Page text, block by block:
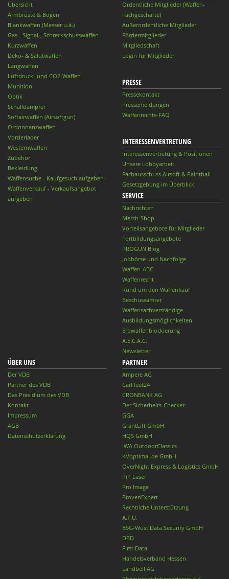
Übersicht
Armbrüste & Bögen
Blankwaffen (Messer u.ä.)
Gas-, Signal-, Schreckschusswaffen
Kurzwaffen
Deko- & Salutwaffen
Langwaffen
Luftdruck- und CO2-Waffen
Munition
Optik
Schalldämpfer
Softairwaffen (Airsoftgun)
Ordonnanzwaffen
Vorderlader
Westernwaffen
Zubehör
Bekleidung
Waffensuche - Kaufgesuch aufgeben
Waffenverkauf - Verkaufsangebot
aufgeben
Ordentliche Mitglieder (Waffen-
Fachgeschäfte)
Außerordentliche Mitglieder
Fördermitglieder
Mitgliedschaft
Login für Mitglieder
PRESSE
Pressekontakt
Pressemeldungen
Waffenrechts-FAQ
INTERESSENVERTRETUNG
Interessenvertretung & Positionen
Unsere Lobbyarbeit
Fachausschuss Airsoft & Paintball
Gesetzgebung im Überblick
SERVICE
Nachrichten
Merch-Shop
Vorteilsangebote für Mitglieder
Fortbildungsangebote
PROGUN Blog
Jobbörse und Nachfolge
Waffen-ABC
Waffenrecht
Rund um den Waffenkauf
Beschussämter
Waffensachverständige
Ausbildungsmöglichkeiten
Erbwaffenblockierung
A.E.C.A.C.
Newsletter
ÜBER UNS
Der VDB
Partner des VDB
Das Präsidium des VDB
Kontakt
Impressum
AGB
Datenschutzerklärung
PARTNER
Ampere AG
CarFleet24
CRONBANK AG
Der Sicherheits-Checker
GGA
GrantLift GmbH
HQS GmbH
IWA OutdoorClassics
KVoptimal.de GmbH
OverNight Express & Logistics GmbH
PiP Laser
Pro Image
ProvenExpert
Rechtliche Unterstützung
A.T.U.
BSG-Wüst Data Security GmbH
DPD
First Data
Handelsverband Hessen
Landbell AG